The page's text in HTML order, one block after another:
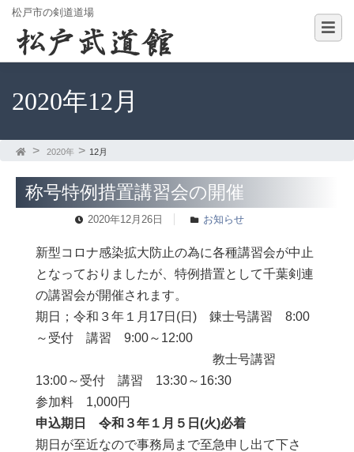
松戸市の剣道道場
2020年12月
2020年 12月
称号特例措置講習会の開催
2020年12月26日 お知らせ
新型コロナ感染拡大防止の為に各種講習会が中止
となっておりましたが、特例措置として千葉剣連
の講習会が開催されます。
期日；令和３年１月17日(日) 錬士号講習 8:00
～受付 講習 9:00～12:00
教士号講習
13:00～受付 講習 13:30～16:30
参加料 1,000円
申込期日 令和３年１月５日(火)必着
期日が至近なので事務局まで至急申し出て下さ